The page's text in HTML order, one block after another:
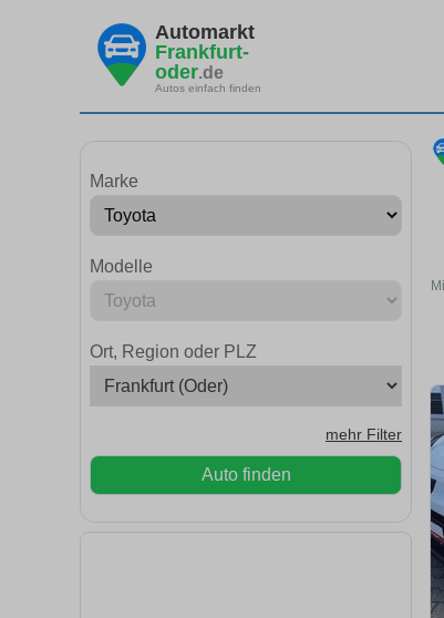
Automarkt
Frankfurt-
oder.de
Autos einfach finden
Marke
Modelle
Ort, Region oder PLZ
mehr Filter
Auto finden